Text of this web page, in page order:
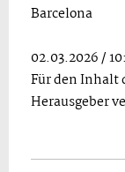
Barcelona
02.03.2026 /
Für den
Herausgeber